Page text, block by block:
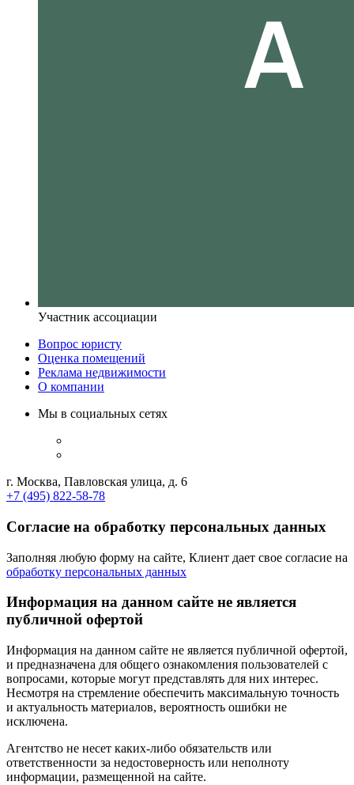
Участник ассоциации
Вопрос юристу
Оценка помещений
Реклама недвижимости
О компании
Мы в социальных сетях
г. Москва, Павловская улица, д. 6
+7 (495) 822-58-78
Согласие на обработку персональных данных
Заполняя любую форму на сайте, Клиент дает свое согласие на
обработку персональных данных
Информация на данном сайте не является
публичной офертой
Информация на данном сайте не является публичной офертой,
и предназначена для общего ознакомления пользователей с
вопросами, которые могут представлять для них интерес.
Несмотря на стремление обеспечить максимальную точность
и актуальность материалов, вероятность ошибки не
исключена.
Агентство не несет каких-либо обязательств или
ответственности за недостоверность или неполноту
информации, размещенной на сайте.